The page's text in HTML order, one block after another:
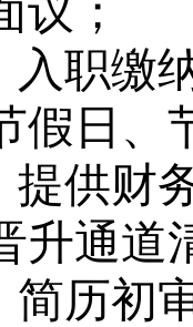
议；
入职缴
假日、
提供财
升通道
简历初